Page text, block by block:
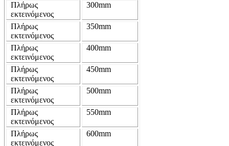
Πλήρως
εκτεινόμενος
300mm
Πλήρως
εκτεινόμενος
350mm
Πλήρως
εκτεινόμενος
400mm
Πλήρως
εκτεινόμενος
450mm
Πλήρως
εκτεινόμενος
500mm
Πλήρως
εκτεινόμενος
550mm
Πλήρως
εκτεινόμενος
600mm